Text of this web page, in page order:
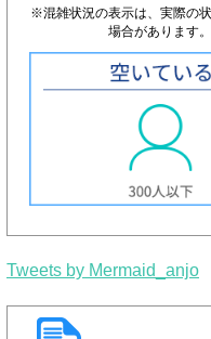
※混雑状況の表示は、実際の
場合があります。
Tweets by Mermaid_anjo